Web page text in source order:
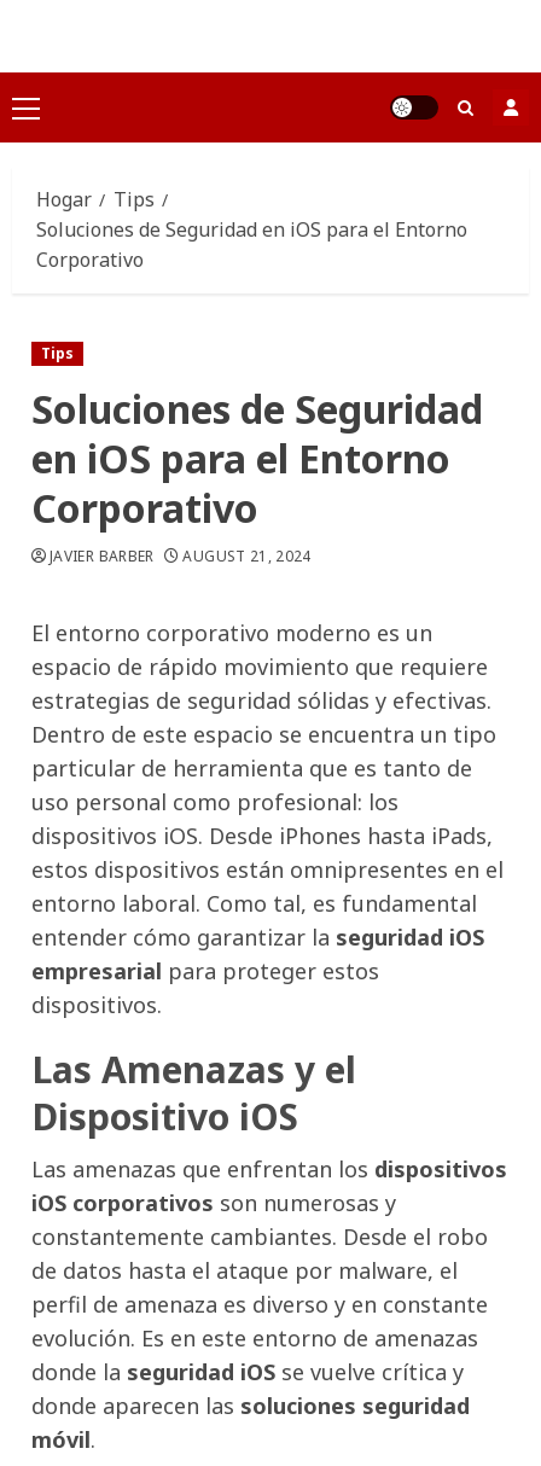
contenido
Menú
principal
Hogar
Tips
Soluciones de Seguridad en iOS para el Entorno
Corporativo
Tips
Soluciones de Seguridad
en iOS para el Entorno
Corporativo
JAVIER BARBER AUGUST 21, 2024
El entorno corporativo moderno es un
espacio de rápido movimiento que requiere
estrategias de seguridad sólidas y efectivas.
Dentro de este espacio se encuentra un tipo
particular de herramienta que es tanto de
uso personal como profesional: los
dispositivos iOS. Desde iPhones hasta iPads,
estos dispositivos están omnipresentes en el
entorno laboral. Como tal, es fundamental
entender cómo garantizar la seguridad iOS
empresarial para proteger estos
dispositivos.
Las Amenazas y el
Dispositivo iOS
Las amenazas que enfrentan los dispositivos
iOS corporativos son numerosas y
constantemente cambiantes. Desde el robo
de datos hasta el ataque por malware, el
perfil de amenaza es diverso y en constante
evolución. Es en este entorno de amenazas
donde la seguridad iOS se vuelve crítica y
donde aparecen las soluciones seguridad
móvil.